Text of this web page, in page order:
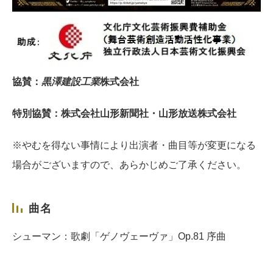
協賛： 黒澤建設工業株式会社
特別協賛：株式会社山形新聞社・山形放送株式会社
※やむを得ない事情により出演者・曲目等が変更になる
場合がございますので、あらかじめご了承ください。
曲名
シューマン：歌劇「ゲノヴェーヴァ」Op.81 序曲